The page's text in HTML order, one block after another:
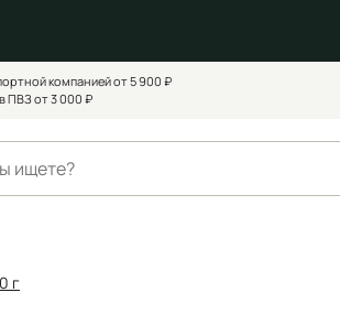
компанией от 5 900 ₽
ПВЗ от 3 000 ₽
г